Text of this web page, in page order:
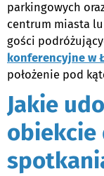
parkingowych
centrum miasta
gości
konferencyjne w
położenie pod
Jakie
obiekcie